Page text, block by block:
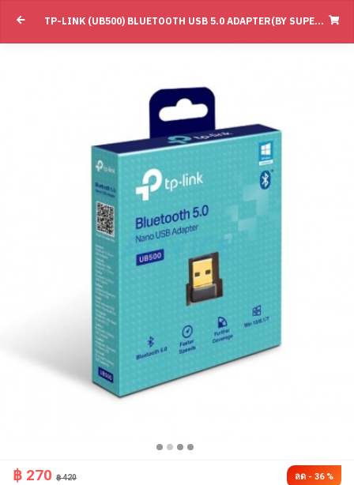
TP-LINK (UB500) BLUETOOTH USB 5.0 ADAPTER(BY SUPERTSTORE)
฿ 270 ฿ 420 ลด - 36 %